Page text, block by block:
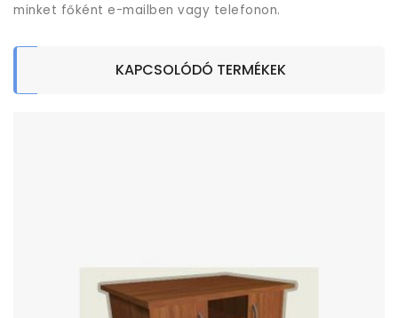
minket főként e-mailben vagy telefonon.
KAPCSOLÓDÓ TERMÉKEK